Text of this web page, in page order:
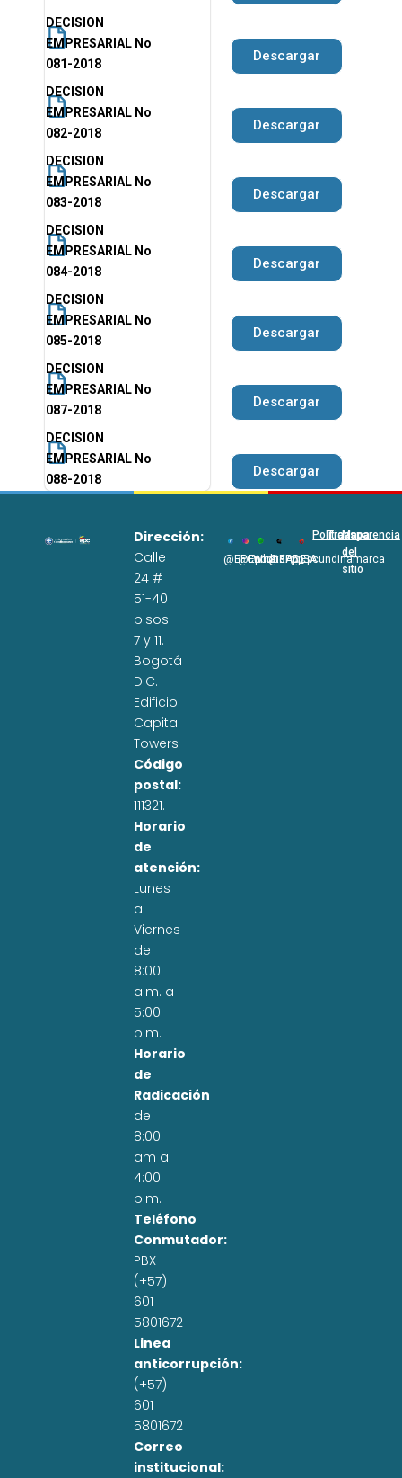
DECISION
EMPRESARIAL No
081-2018
Descargar
DECISION
EMPRESARIAL No
082-2018
Descargar
DECISION
EMPRESARIAL No
083-2018
Descargar
DECISION
EMPRESARIAL No
084-2018
Descargar
DECISION
EMPRESARIAL No
085-2018
Descargar
DECISION
EMPRESARIAL No
087-2018
Descargar
DECISION
EMPRESARIAL No
088-2018
Descargar
Dirección:
Calle
24 #
51-40
pisos
7 y 11.
Bogotá
D.C.
Edificio
Capital
Towers
Código
postal:
111321.
Horario
de
atención:
Lunes
a
Viernes
de
8:00
a.m. a
5:00
p.m.
Horario
de
Radicación
de
8:00
am a
4:00
p.m.
Teléfono
Conmutador:
PBX
(+57)
601
5801672
Linea
anticorrupción:
(+57)
601
5801672
Correo
institucional:
@EPCundi
@Epcundi
WhatsApp
@EPC_SA
@Epcundinamarca
Políticas
Transparencia
Mapa
del
sitio